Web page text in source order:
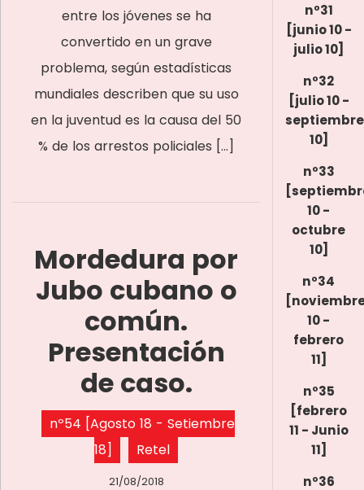
entre los jóvenes se ha
convertido en un grave
problema, según estadísticas
mundiales describen que su uso
en la juventud es la causa del 50
% de los arrestos policiales […]
Mordedura por
Jubo cubano o
común.
Presentación
de caso.
nº54 [Agosto 18 - Setiembre
18]
Retel
21/08/2018
nº31
[junio 10 -
julio 10]
nº32
[julio 10 -
septiembre
10]
nº33
10 -
octubre
10]
nº34
10 -
febrero
11]
nº35
[febrero
11 - Junio
11]
nº36